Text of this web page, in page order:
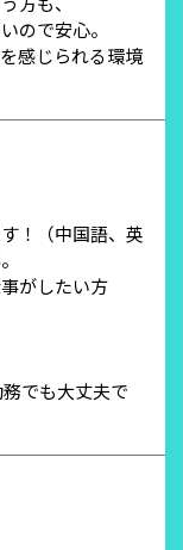
ので安心。
感じられる環境
！（中国語、英
がしたい方
でも大丈夫で